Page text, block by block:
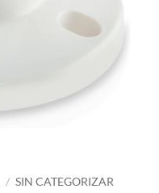
/ SIN CATEGORIZAR